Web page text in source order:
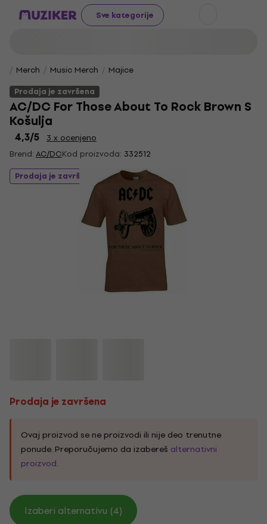
Sve kategorije
Merch Music Merch
Majice
Prodaja je završena
AC/DC For Those About To Rock Brown S
Košulja
4,3/5
3 x ocenjeno
Brend:AC/DCKod proizvoda: 332512
Prodaja je završena
Prodaja je završena
Ovaj proizvod se ne proizvodi ili nije deo trenutne
ponude. Preporučujemo da izabereš alternativni
proizvod.
Izaberi alternativu (4)